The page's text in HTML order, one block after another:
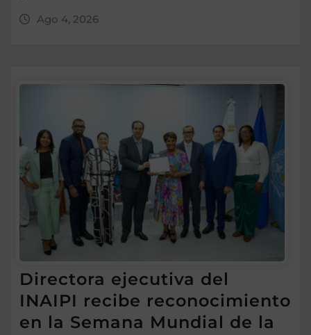
Ago 4, 2026
Directora ejecutiva del
INAIPI recibe reconocimiento
en la Semana Mundial de la